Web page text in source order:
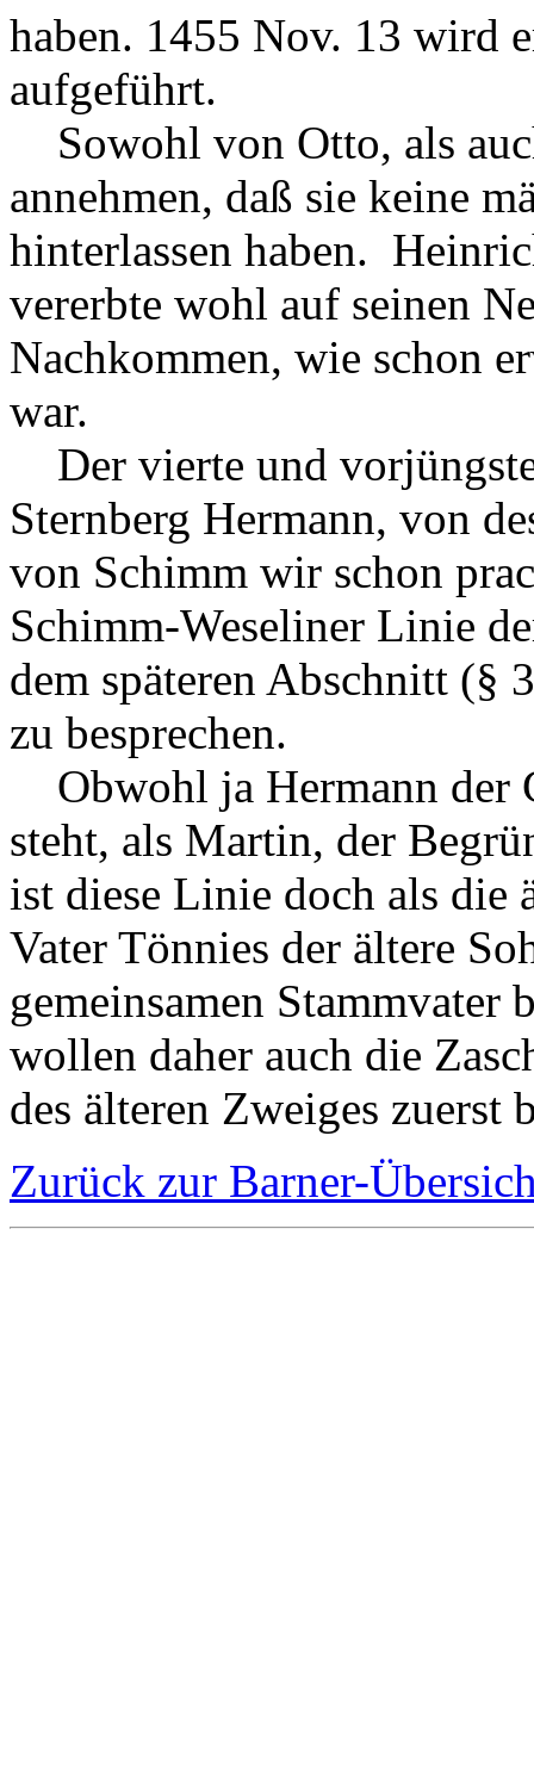
haben. 1455 Nov. 13 wird
aufgeführt.
Sowohl von Otto, als
annehmen, daß sie keine
hinterlassen haben.
vererbte wohl auf seinen
Nachkommen, wie schon
war.
Der vierte und
Sternberg Hermann, von
von Schimm wir schon
Schimm-Weseliner Linie
dem späteren Abschnitt (§
zu besprechen.
Obwohl ja Hermann der
steht, als Martin, der
ist diese Linie doch als die
Vater Tönnies der ältere
gemeinsamen
wollen daher auch die
des älteren Zweiges zuerst
Zurück zur Barner-